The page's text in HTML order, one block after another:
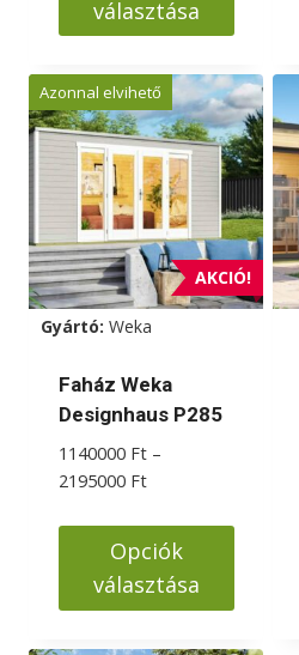
választása
a
terméknek
több
variációja
van.
A
változatok
a
termékoldalon
választhatók
ki
AKCIÓ!
Azonnal elvihető
Gyártó: Weka
Faház Weka
Designhaus P285
1140000 Ft –
2195000 FtÁrtartomány:
-
2195000 Ft
Opciók
választása